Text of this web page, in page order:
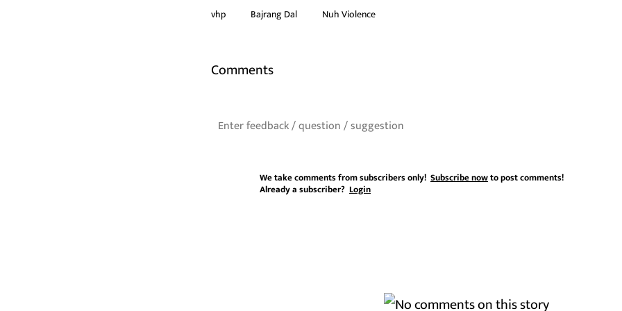
vhp Bajrang Dal Nuh Violence
Comments
We take comments from subscribers only! Subscribe nowto post comments!
Already a subscriber? Login